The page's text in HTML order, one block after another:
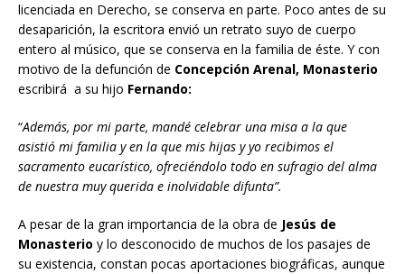
licenciada en Derecho, se conserva en parte. Poco antes de su
desaparición, la escritora envió un retrato suyo de cuerpo
entero al músico, que se conserva en la familia de éste. Y con
motivo de la defunción de Concepción Arenal, Monasterio
escribirá a su hijo Fernando:
“Además, por mi parte, mandé celebrar una misa a la que
asistió mi familia y en la que mis hijas y yo recibimos el
sacramento eucarístico, ofreciéndolo todo en sufragio del alma
de nuestra muy querida e inolvidable difunta”.
A pesar de la gran importancia de la obra de Jesús de
Monasterio y lo desconocido de muchos de los pasajes de
su existencia, constan pocas aportaciones biográficas, aunque